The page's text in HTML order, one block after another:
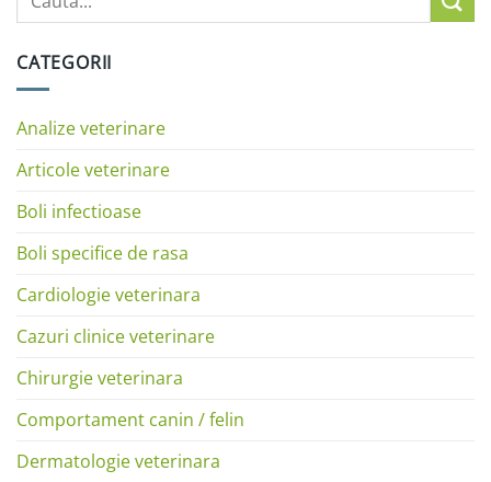
CATEGORII
Analize veterinare
Articole veterinare
Boli infectioase
Boli specifice de rasa
Cardiologie veterinara
Cazuri clinice veterinare
Chirurgie veterinara
Comportament canin / felin
Dermatologie veterinara